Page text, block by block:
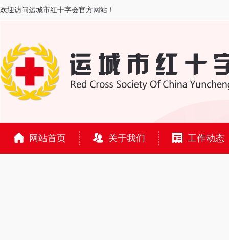
欢迎访问运城市红十字会官方网站！
网站首页 关于我们 工作动态